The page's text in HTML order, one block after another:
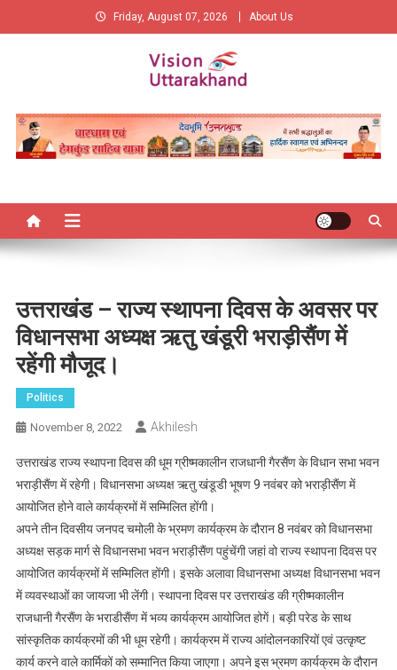
to
Friday, August 07, 2026 About Us
Vision Uttarakhand
उत्तराखंड – राज्य स्थापना दिवस के अवसर पर
विधानसभा अध्यक्ष ऋतु खंडूरी भराड़ीसैंण में
रहेंगी मौजूद।
Politics
November 8, 2022 Akhilesh
उत्तराखंड राज्य स्थापना दिवस की धूम ग्रीष्मकालीन राजधानी गैरसैंण के विधान सभा भवन
भराड़ीसैंण में रहेगी। विधानसभा अध्यक्ष ऋतु खंडूडी भूषण 9 नवंबर को भराड़ीसैंण में
आयोजित होने वाले कार्यक्रमों में सम्मिलित होंगी।
अपने तीन दिवसीय जनपद चमोली के भ्रमण कार्यक्रम के दौरान 8 नवंबर को विधानसभा
अध्यक्ष सड़क मार्ग से विधानसभा भवन भराड़ीसैंण पहुंचेंगी जहां वो राज्य स्थापना दिवस पर
आयोजित कार्यक्रमों में सम्मिलित होंगी। इसके अलावा विधानसभा अध्यक्ष विधानसभा भवन
में व्यवस्थाओं का जायजा भी लेंगी। स्थापना दिवस पर उत्तराखंड की ग्रीष्मकालीन
राजधानी गैरसैंण के भराडीसैंण में भव्य कार्यक्रम आयोजित होगें। बड़ी परेड के साथ
सांस्कृतिक कार्यक्रमों की भी धूम रहेगी। कार्यक्रम में राज्य आंदोलनकारियों एवं उत्कृष्ट
कार्य करने वाले कार्मिकों को सम्मानित किया जाएगा। अपने इस भ्रमण कार्यक्रम के दौरान